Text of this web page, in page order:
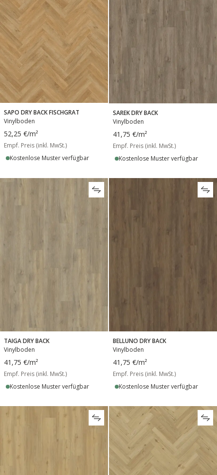
SAPO DRY BACK FISCHGRAT
Vinylboden
52,25 €/m²
Empf. Preis (inkl. MwSt.)
Kostenlose Muster verfügbar
SAREK DRY BACK
Vinylboden
41,75 €/m²
Empf. Preis (inkl. MwSt.)
Kostenlose Muster verfügbar
TAIGA DRY BACK
Vinylboden
41,75 €/m²
Empf. Preis (inkl. MwSt.)
Kostenlose Muster verfügbar
BELLUNO DRY BACK
Vinylboden
41,75 €/m²
Empf. Preis (inkl. MwSt.)
Kostenlose Muster verfügbar